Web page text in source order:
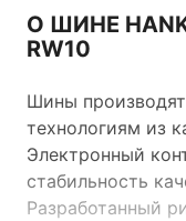
О ШИНЕ
RW10
Шины
технологиям из
Электронный
стабильность
Разработанный